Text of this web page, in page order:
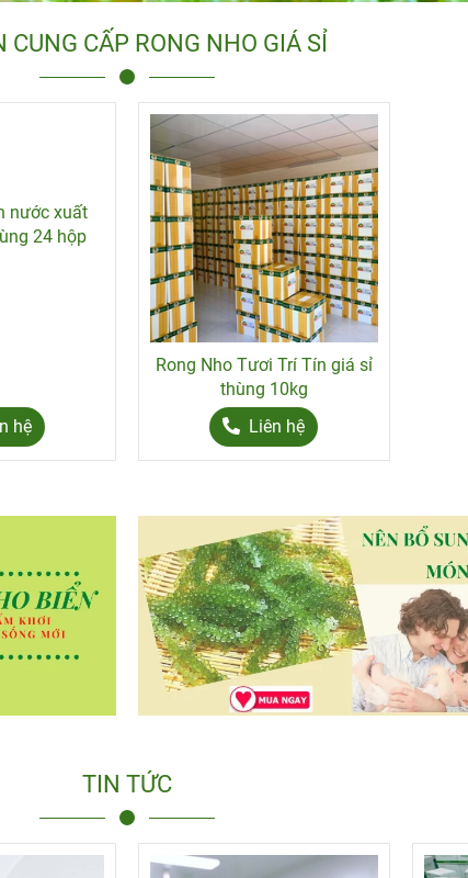
CUNG CẤP RONG NHO GIÁ SỈ
hệ
Rong Nho Tươi Trí Tín giá sỉ
thùng 10kg
Liên hệ
TIN TỨC